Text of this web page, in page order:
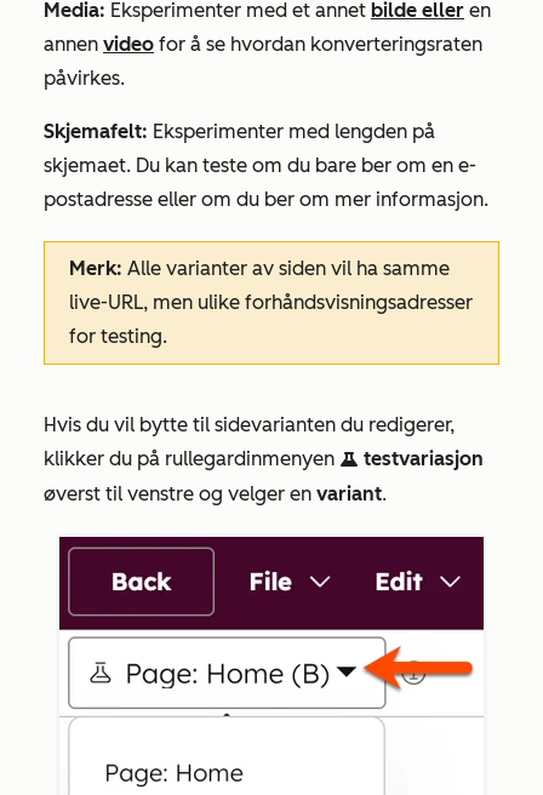
Media: Eksperimenter med et annet bilde eller en
annen video for å se hvordan konverteringsraten
påvirkes.
Skjemafelt: Eksperimenter med lengden på
skjemaet. Du kan teste om du bare ber om en e-
postadresse eller om du ber om mer informasjon.
Merk: Alle varianter av siden vil ha samme
live-URL, men ulike forhåndsvisningsadresser
for testing.
Hvis du vil bytte til sidevarianten du redigerer,
klikker du på rullegardinmenyen testIcon testvariasjon
øverst til venstre og velger en variant.